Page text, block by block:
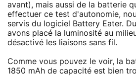
avant), mais aussi de la batterie
effectuer ce test d'autonomie,
servis du logiciel Battery Eater.
avons placé la luminosité au
désactivé les liaisons sans fil.
Comme vous pouvez le voir, la
1850 mAh de capacité est bien